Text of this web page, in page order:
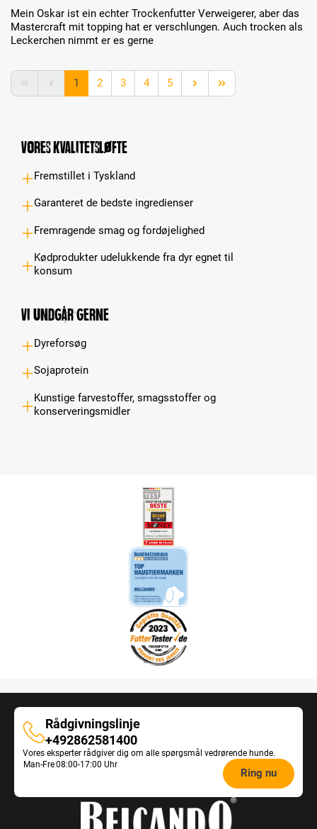
Mein Oskar ist ein echter Trockenfutter Verweigerer, aber das
Mastercraft mit topping hat er verschlungen. Auch trocken als
Leckerchen nimmt er es gerne
Page
1 Page
2 Page
3 Page
4 Page
5
Vores kvalitetsløfte
Fremstillet i Tyskland
Garanteret de bedste ingredienser
Fremragende smag og fordøjelighed
Kødprodukter udelukkende fra dyr egnet til
konsum
Vi undgår gerne
Dyreforsøg
Sojaprotein
Kunstige farvestoffer, smagsstoffer og
konserveringsmidler
Rådgivningslinje
Rådgivningslinje
+492862581400
Vores eksperter rådgiver dig om alle spørgsmål vedrørende hunde.
Opening
Man-Fre08:00-17:00 Uhr
Ring nu